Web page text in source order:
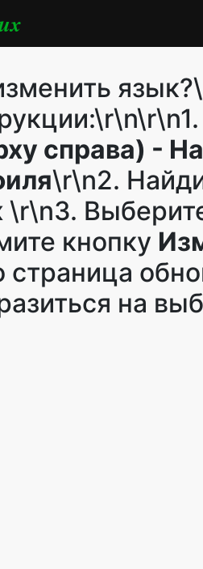
справа) -
\r\n2.
\r\n3.
кнопку
страница
на